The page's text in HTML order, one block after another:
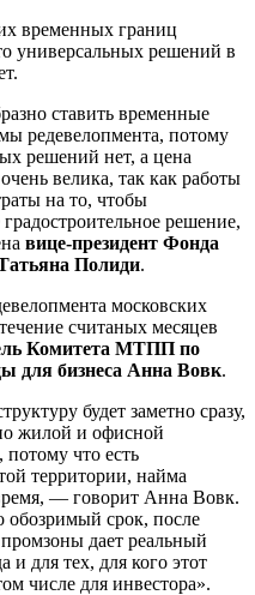
временных границ
универсальных решений в
ставить временные
редевелопмента, потому
решений нет, а цена
велика, так как работы
на то, чтобы
решение,
вице-президент Фонда
Полиди.
московских
считаных месяцев
Комитета МТПП по
для бизнеса Анна Вовк.
будет заметно сразу,
жилой и офисной
что есть
территории, найма
— говорит Анна Вовк.
срок, после
дает реальный
и для тех, для кого этот
числе для инвестора».